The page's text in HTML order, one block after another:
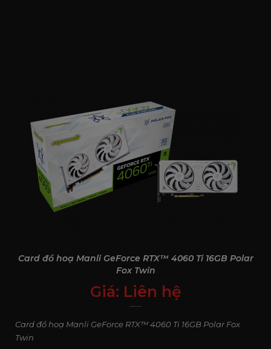
Card đồ hoạ Manli GeForce RTX™ 4060 Ti 16GB Polar
Fox Twin
Giá: Liên hệ
0₫
Card đồ hoạ Manli GeForce RTX™ 4060 Ti 16GB Polar Fox
Twin